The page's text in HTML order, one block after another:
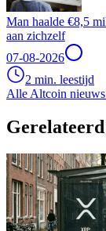
Man haalde €8,5
aan zichzelf
07-08-2026
2 min. leestijd
Alle Altcoin